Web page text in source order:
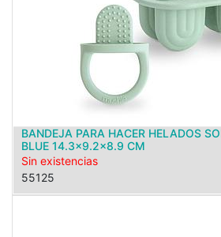
BANDEJA PARA HACER HELADOS
BLUE 14.3x9.2x8.9 CM
Sin existencias
55125